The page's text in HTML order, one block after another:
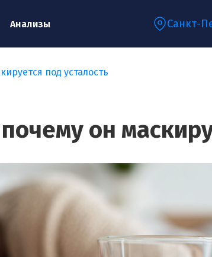
Анализы Санкт-
под усталость
он